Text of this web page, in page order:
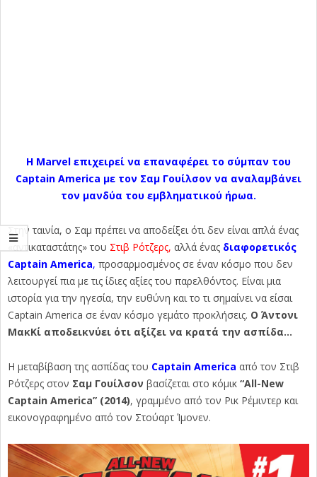
Η Marvel επιχειρεί να επαναφέρει το σύμπαν του
Captain America με τον Σαμ Γουίλσον να αναλαμβάνει
τον μανδύα του εμβληματικού ήρωα.
Στην ταινία, ο Σαμ πρέπει να αποδείξει ότι δεν είναι απλά ένας
«αντικαταστάτης» του Στιβ Ρότζερς, αλλά ένας διαφορετικός
Captain America, προσαρμοσμένος σε έναν κόσμο που δεν
λειτουργεί πια με τις ίδιες αξίες του παρελθόντος. Είναι μια
ιστορία για την ηγεσία, την ευθύνη και το τι σημαίνει να είσαι
Captain America σε έναν κόσμο γεμάτο προκλήσεις. Ο Άντονι
ΜακΚί αποδεικνύει ότι αξίζει να κρατά την ασπίδα…
Η μεταβίβαση της ασπίδας του Captain America από τον Στιβ
Ρότζερς στον Σαμ Γουίλσον βασίζεται στο κόμικ “All-New
Captain America” (2014), γραμμένο από τον Ρικ Ρέμιντερ και
εικονογραφημένο από τον Στούαρτ Ίμονεν.